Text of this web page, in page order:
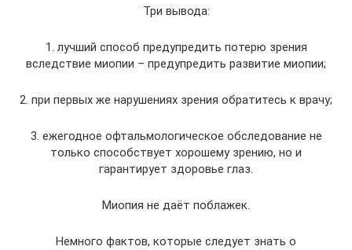
Три вывода:
1. лучший способ предупредить потерю зрения
вследствие миопии – предупредить развитие миопии;
2. при первых же нарушениях зрения обратитесь к врачу;
3. ежегодное офтальмологическое обследование не
только способствует хорошему зрению, но и
гарантирует здоровье глаз.
Миопия не даёт поблажек.
Немного фактов, которые следует знать о